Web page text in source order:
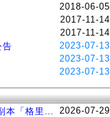
2018-06-05
2017-11-14
2017-11-14
告
2023-07-13
2023-07-13
2023-07-13
《瑪奇 Mobile》將開放高難度地下城「深淵」 8 人團隊副本「格里斯貝恩」將於 8 月 5 日登場
2026-07-29